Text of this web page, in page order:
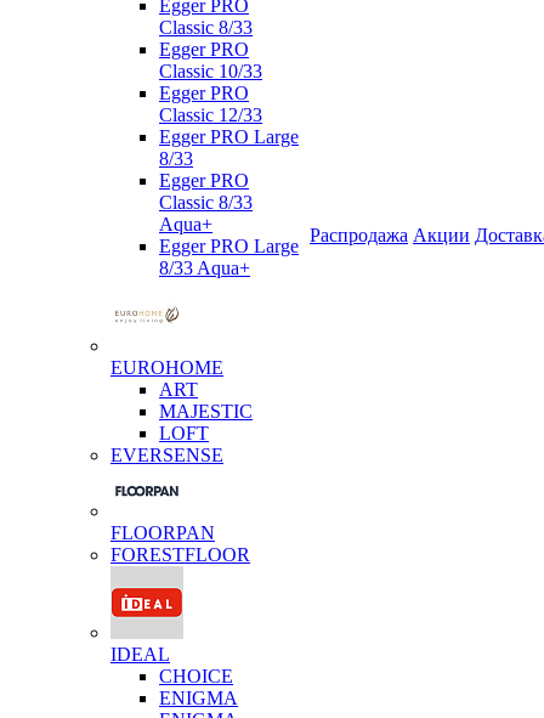
Egger PRO
Classic 8/33
Egger PRO
Classic 10/33
Egger PRO
Classic 12/33
Egger PRO Large
8/33
Egger PRO
Classic 8/33
Aqua+
Egger PRO Large
8/33 Aqua+
EUROHOME
ART
MAJESTIC
LOFT
EVERSENSE
FLOORPAN
FORESTFLOOR
IDEAL
CHOICE
ENIGMA
Распродажа Акции